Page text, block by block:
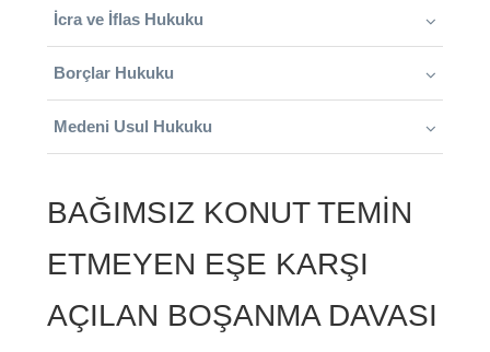
İcra ve İflas Hukuku
Borçlar Hukuku
Medeni Usul Hukuku
BAĞIMSIZ KONUT TEMİN
ETMEYEN EŞE KARŞI
AÇILAN BOŞANMA DAVASI